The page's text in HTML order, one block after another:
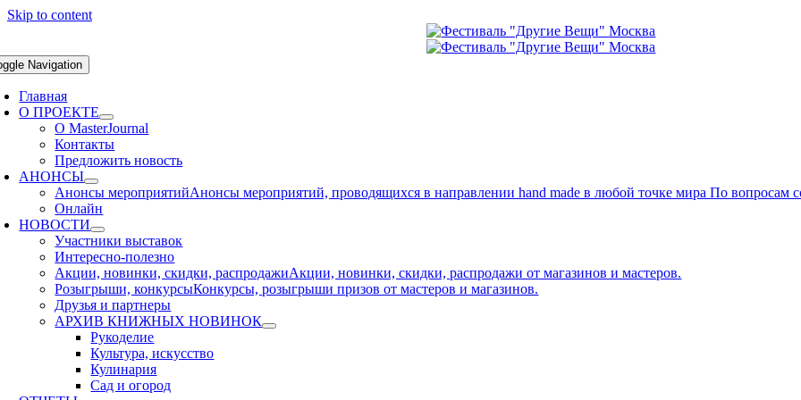
Skip to content
Navigation
Главная
О ПРОЕКТЕ
О MasterJournal
Контакты
Предложить новость
АНОНСЫ
Анонсы мероприятийАнонсы мероприятий, проводящихся в направлении hand made в любой точке мира По вопросам
Онлайн
НОВОСТИ
Участники выставок
Интересно-полезно
Акции, новинки, скидки, распродажиАкции, новинки, скидки, распродажи от магазинов и мастеров.
Розыгрыши, конкурсыКонкурсы, розыгрыши призов от мастеров и магазинов.
Друзья и партнеры
АРХИВ КНИЖНЫХ НОВИНОК
Рукоделие
Культура, искусство
Кулинария
Сад и огород